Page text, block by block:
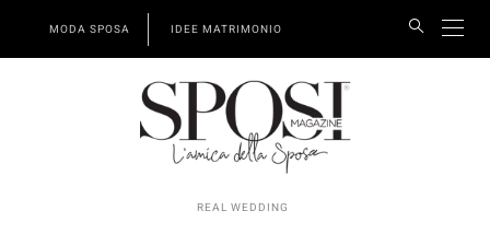
MODA SPOSA IDEE MATRIMONIO
REAL WEDDING